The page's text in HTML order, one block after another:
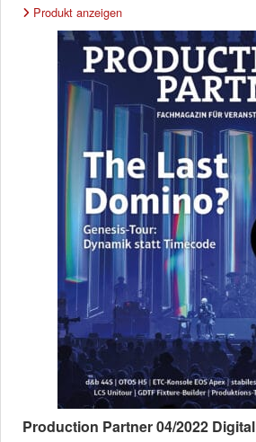
Produkt anzeigen
Production Partner 04/2022 Digital